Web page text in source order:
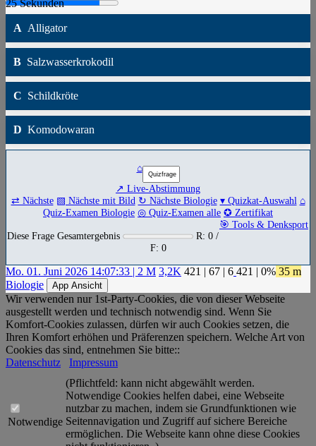
A Alligator
B Salzwasserkrokodil
C Schildkröte
D Komodowaran
⌂
↗ Live-Abstimmung
⇄ Nächste ▧ Nächste mit Bild ↻ Nächste Biologie ▾ Quizkat-Auswahl ⌂
Quiz-Examen Biologie ◎ Quiz-Examen alle ✪ Zertifikat
🎯 Tools & Denksport
Diese Frage Gesamtergebnis
R: 0 /
F: 0
Mo. 01. Juni 2026 14:07:33 | 2 M 3,2K 421 | 67 | 6 421 | 0% 35 m
Biologie
App Ansicht
Wir verwenden nur 1st-Party-Cookies, die von dieser Webseite
ausgestellt werden und technisch notwendig sind. Wenn Sie
Komfort-Cookies zulassen, dürfen wir auch Cookies setzen, die
Ihren Komfort erhöhen und Präferenzen speichern. Welche Art von
Cookies das sind, entnehmen Sie bitte::
Datenschutz
Impressum
Notwendige
(Pflichtfeld: kann nicht abgewählt werden.
Notwendige Cookies helfen dabei, eine Webseite
nutzbar zu machen, indem sie Grundfunktionen wie
Seitennavigation und Zugriff auf sichere Bereiche
ermöglichen. Die Webseite kann ohne diese Cookies